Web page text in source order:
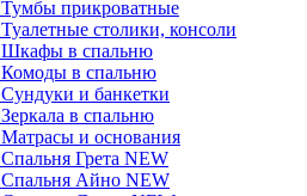
Тумбы прикроватные
Туалетные столики, консоли
Шкафы в спальню
Комоды в спальню
Сундуки и банкетки
Зеркала в спальню
Матрасы и основания
Спальня Грета NEW
Спальня Айно NEW